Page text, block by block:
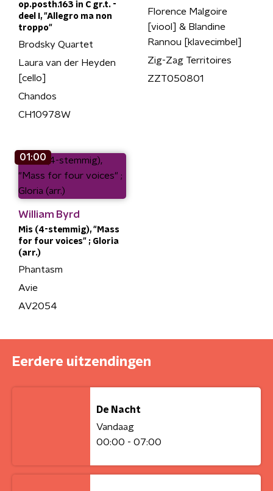
op.posth.163 in C gr.t. -
deel I, "Allegro ma non
troppo"
Brodsky Quartet
Laura van der Heyden
[cello]
Chandos
CH10978W
Florence Malgoire
[viool] & Blandine
Rannou [klavecimbel]
Zig-Zag Territoires
ZZT050801
01:00
William Byrd
Mis (4-stemmig), "Mass
for four voices" ; Gloria
(arr.)
Phantasm
Avie
AV2054
Eerdere uitzendingen
De Nacht
Vandaag
00:00 - 07:00